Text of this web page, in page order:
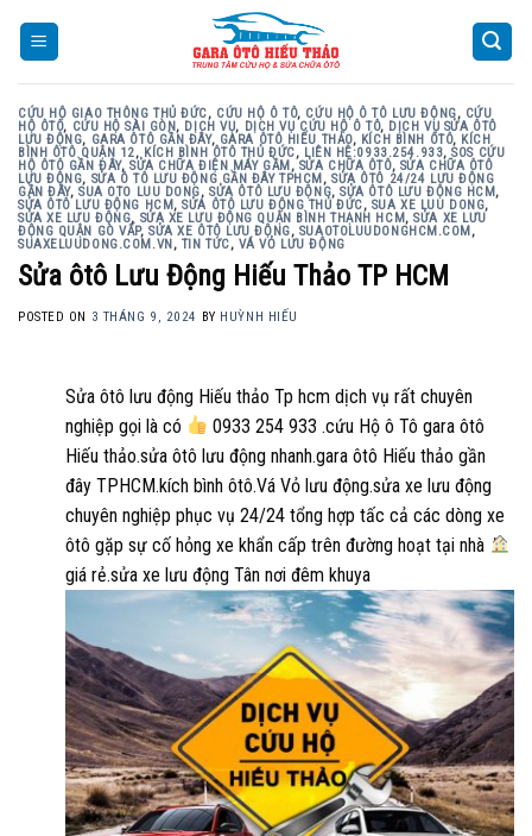
CỨU HỘ GIAO THÔNG THỦ ĐỨC, CỨU HỘ Ô TÔ, CỨU HỘ Ô TÔ LƯU ĐỘNG, CỨU
HỘ ÔTÔ, CỨU HỘ SÀI GÒN, DỊCH VỤ, DỊCH VỤ CỨU HỘ Ô TÔ, DỊCH VỤ SỬA ÔTÔ
LƯU ĐỘNG, GARA ÔTÔ GẦN ĐÂY, GARA ÔTÔ HIẾU THẢO, KÍCH BÌNH ÔTÔ, KÍCH
BÌNH ÔTÔ QUẬN 12, KÍCH BÌNH ÔTÔ THỦ ĐỨC, LIÊN HỆ:0933.254.933,SOS CỨU
HỘ ÔTÔ GẦN ĐÂY, SỬA CHỮA ĐIỆN MÁY GẦM, SỬA CHỮA ÔTÔ, SỬA CHỮA ÔTÔ
LƯU ĐỘNG, SỬA Ô TÔ LƯU ĐỘNG GẦN ĐÂY TPHCM,SỬA ÔTÔ 24/24 LƯU ĐỘNG
GẦN ĐÂY,SUA OTO LUU DONG,SỬA ÔTÔ LƯU ĐỘNG,SỬA ÔTÔ LƯU ĐỘNG HCM,
SỬA ÔTÔ LƯU ĐỘNG HCM,SỬA ÔTÔ LƯU ĐỘNG THỦ ĐỨC, SUA XE LUU DONG,
SỬA XE LƯU ĐỘNG, SỬA XE LƯU ĐỘNG QUẬN BÌNH THẠNH HCM,SỬA XE LƯU
ĐỘNG QUẬN GÒ VẤP,SỬA XE ÔTÔ LƯU ĐỘNG, SUAOTOLUUDONGHCM.COM,
SUAXELUUDONG.COM.VN, TIN TỨC, VÁ VỎ LƯU ĐỘNG
Sửa ôtô Lưu Động Hiếu Thảo TP HCM
POSTED ON 3 THÁNG 9, 2024 BY HUỲNH HIẾU
Sửa ôtô lưu động Hiếu thảo Tp hcm dịch vụ rất chuyên
nghiệp gọi là có
0933 254 933 .cứu Hộ ô Tô gara ôtô
Hiếu thảo.sửa ôtô lưu động nhanh.gara ôtô Hiếu thảo gần
đây TPHCM.kích bình ôtô.Vá Vỏ lưu động.sửa xe lưu động
chuyên nghiệp phục vụ 24/24 tổng hợp tấc cả các dòng xe
ôtô gặp sự cố hỏng xe khẩn cấp trên đường hoạt tại nhà
giá rẻ.sửa xe lưu động Tân nơi đêm khuya